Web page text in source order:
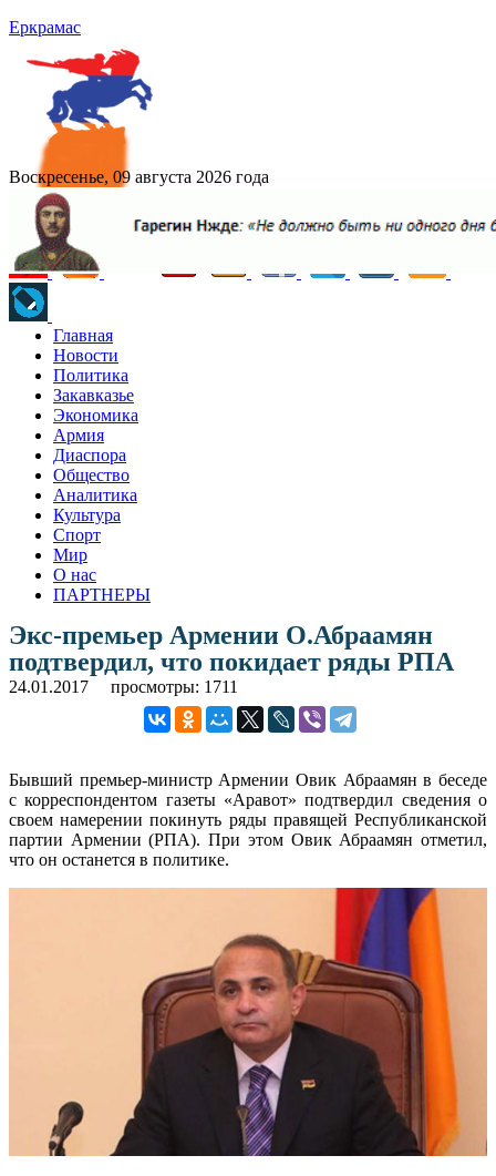
Еркрамас
Воскресенье, 09 августа 2026 года
Главная
Новости
Политика
Закавказье
Экономика
Армия
Диаспора
Общество
Аналитика
Культура
Спорт
Мир
О нас
ПАРТНЕРЫ
Экс-премьер Армении О.Абраамян
подтвердил, что покидает ряды РПА
24.01.2017 просмотры: 1711
Бывший премьер-министр Армении Овик Абраамян в беседе
с корреспондентом газеты «Аравот» подтвердил сведения о
своем намерении покинуть ряды правящей Республиканской
партии Армении (РПА). При этом Овик Абраамян отметил,
что он останется в политике.